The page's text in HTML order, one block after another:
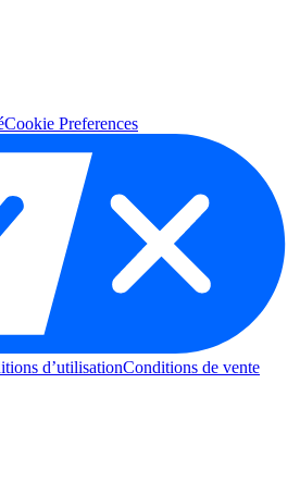
Cookie Preferences
d’utilisationConditions de vente